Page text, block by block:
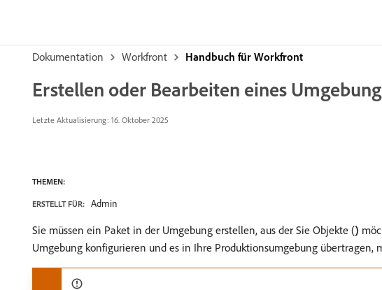
Dokumentation Workfront Handbuch für Workfront
Erstellen oder Bearbeiten eines
Letzte Aktualisierung: 16. Oktober 2025
THEMEN:
ERSTELLT FÜR: Admin
Sie müssen ein Paket in der Umgebung erstellen, aus der Sie Objekte ()
Umgebung konfigurieren und es in Ihre Produktionsumgebung